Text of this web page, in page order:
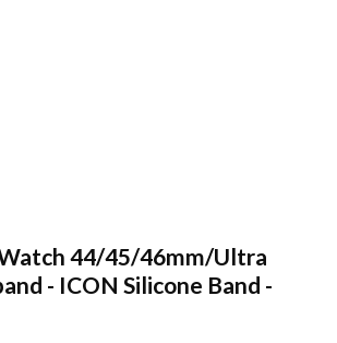
44/45/46mm/Ultra
- ICON Silicone Band -